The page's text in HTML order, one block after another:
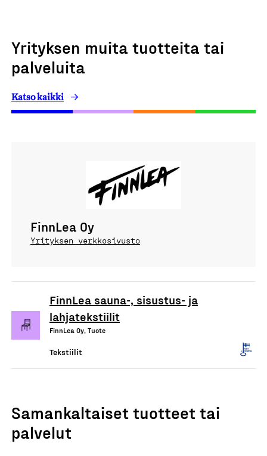
Yrityksen muita tuotteita tai
palveluita
Katso kaikki
FinnLea Oy
Yrityksen verkkosivusto
FinnLea sauna-, sisustus- ja
lahjatekstiilit
FinnLea Oy, Tuote
Tekstiilit
Samankaltaiset tuotteet tai
palvelut